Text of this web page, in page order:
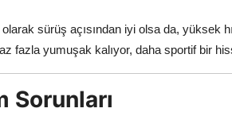
olarak sürüş açısından iyi olsa da, yüksek
fazla yumuşak kalıyor, daha sportif bir
Sorunları